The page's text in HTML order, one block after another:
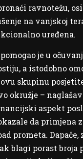
ravnotežu,
na vanjskoj
uređena.
je u
a istodobno
skupinu
okružje –
aspekt
da primjena
prometa.
blagi porast broja